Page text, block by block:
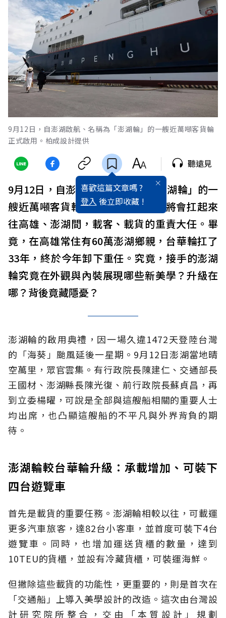
9月12日，自澎湖啟航、名稱為「澎湖輪」的一艘近萬噸客貨輪
正式啟用。柏成設計提供
喜歡這篇文章嗎 ?
登入 後立即收藏 !
聽遠見
9月12日，自澎湖啟航、名稱為「澎湖輪」的一
艘近萬噸客貨輪正式啟用！這艘船將會扛起來
往高雄、澎湖間，載客、載貨的重責大任。畢
竟，在高雄常住有60萬澎湖鄉親，台華輪扛了
33年，終於今年卸下重任。究竟，接手的澎湖
輪究竟在外觀與內裝展現哪些新美學？升級在
哪？背後竟藏隱憂？
澎湖輪的啟用典禮，因一場久違1472天登陸台灣
的「海葵」颱風延後一星期。9月12日澎湖當地晴
空萬里，眾官雲集。有行政院長陳建仁、交通部長
王國材、澎湖縣長陳光復、前行政院長蘇貞昌，再
到立委楊曜，可說是全部與這艘船相關的重要人士
均出席，也凸顯這艘船的不平凡與外界背負的期
待。
澎湖輪較台華輪升級：承載增加、可裝下
四台遊覽車
首先是載貨的重要任務。澎湖輪相較以往，可載運
更多汽車旅客，達82台小客車，並首度可裝下4台
遊覽車。同時，也增加運送貨櫃的數量，達到
10TEU的貨櫃，並設有冷藏貨櫃，可裝運海鮮。
但撇除這些載貨的功能性，更重要的，則是首次在
「交通船」上導入美學設計的改造。這次由台灣設
計研究院所整合，交由「本質設計」規劃